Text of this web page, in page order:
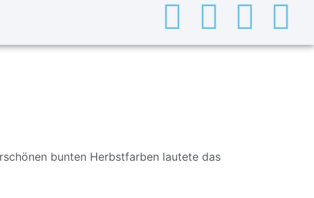
bunten Herbstfarben lautete das